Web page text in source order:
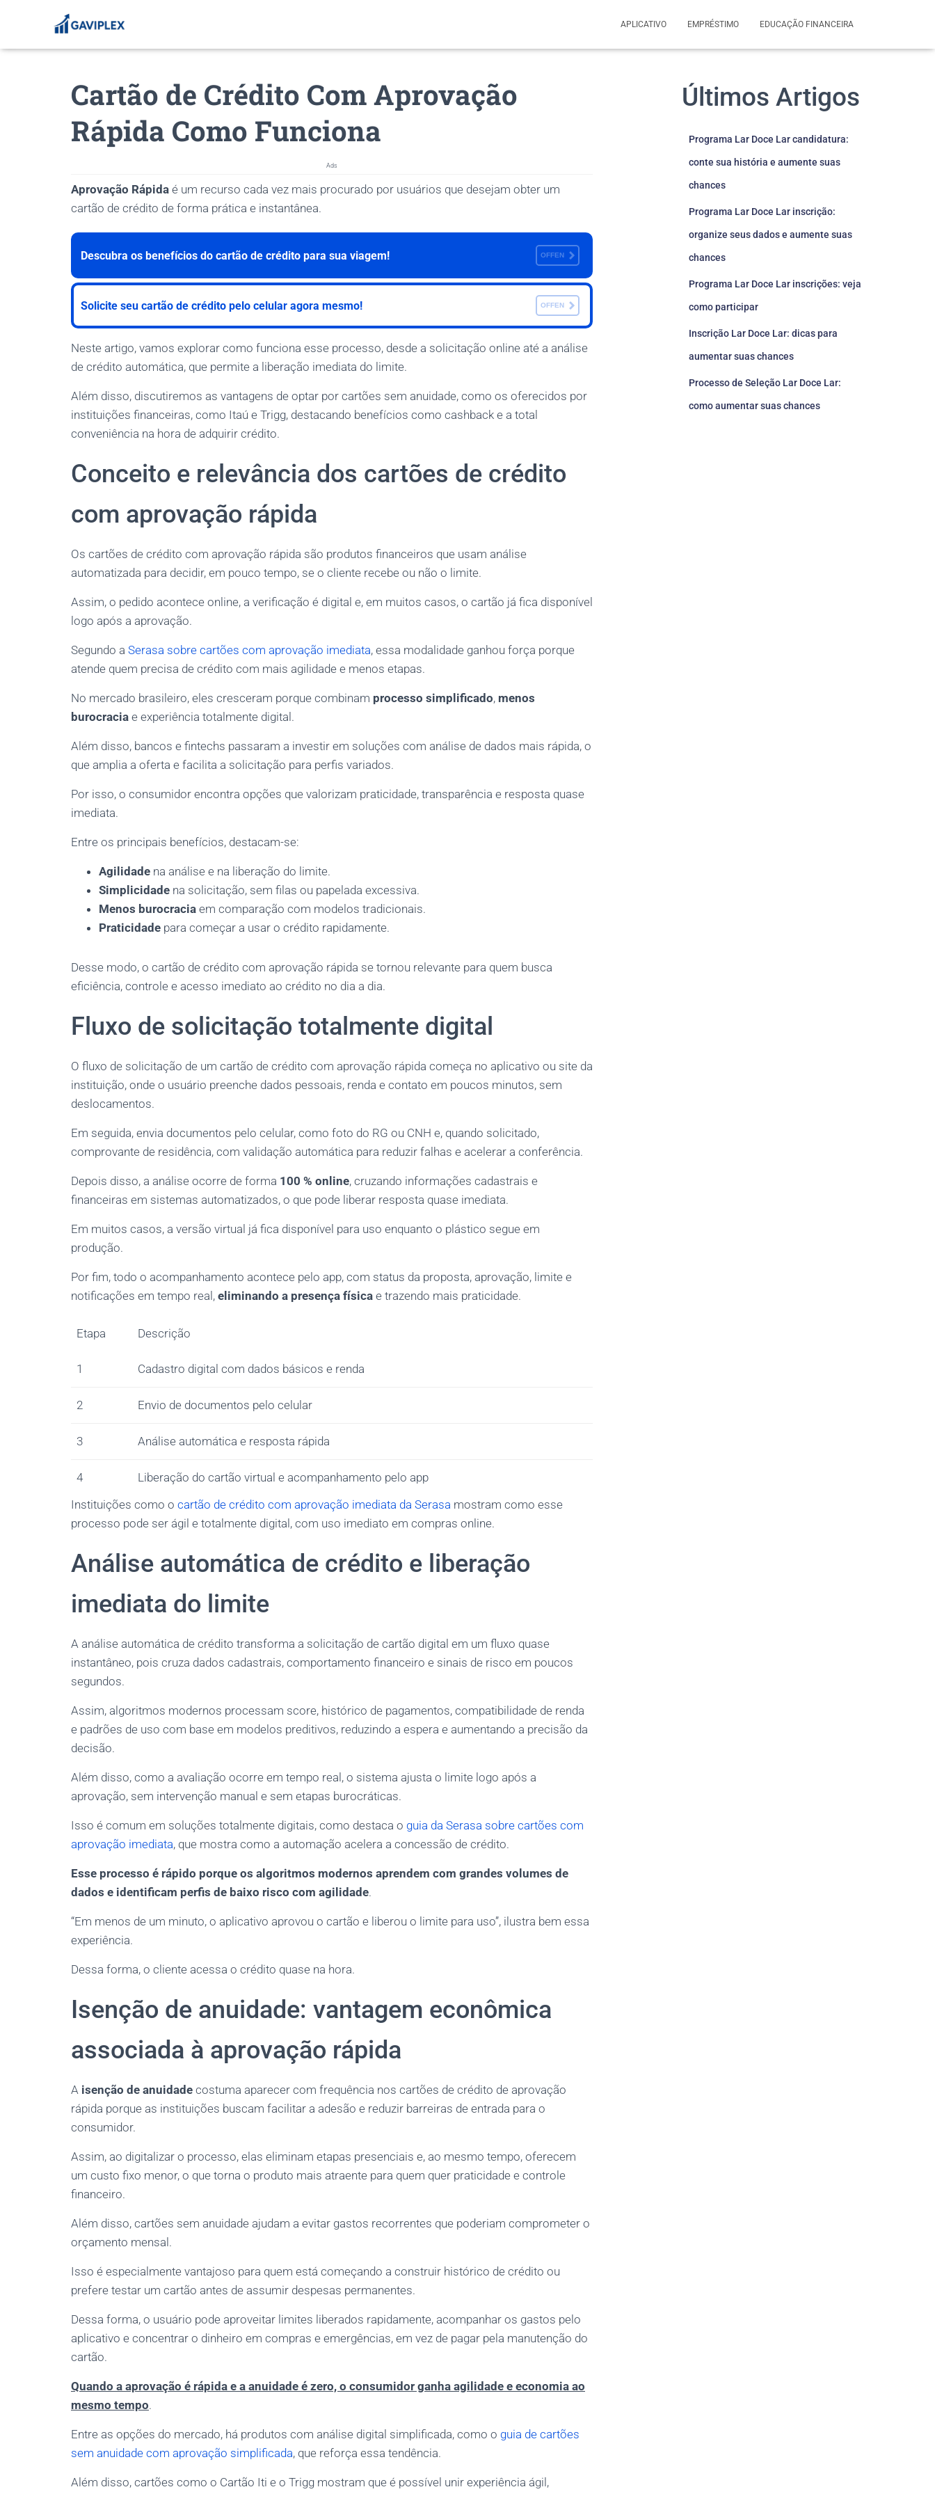
APLICATIVO EMPRÉSTIMO EDUCAÇÃO FINANCEIRA
Cartão de Crédito Com Aprovação
Rápida Como Funciona
Ads
Aprovação Rápida é um recurso cada vez mais procurado por usuários que desejam obter um
cartão de crédito de forma prática e instantânea.
Descubra os benefícios do cartão de crédito para sua viagem! OFFEN
Solicite seu cartão de crédito pelo celular agora mesmo! OFFEN
Neste artigo, vamos explorar como funciona esse processo, desde a solicitação online até a análise
de crédito automática, que permite a liberação imediata do limite.
Além disso, discutiremos as vantagens de optar por cartões sem anuidade, como os oferecidos por
instituições financeiras, como Itaú e Trigg, destacando benefícios como cashback e a total
conveniência na hora de adquirir crédito.
Conceito e relevância dos cartões de crédito
com aprovação rápida
Os cartões de crédito com aprovação rápida são produtos financeiros que usam análise
automatizada para decidir, em pouco tempo, se o cliente recebe ou não o limite.
Assim, o pedido acontece online, a verificação é digital e, em muitos casos, o cartão já fica disponível
logo após a aprovação.
Segundo a Serasa sobre cartões com aprovação imediata, essa modalidade ganhou força porque
atende quem precisa de crédito com mais agilidade e menos etapas.
No mercado brasileiro, eles cresceram porque combinam processo simplificado, menos
burocracia e experiência totalmente digital.
Além disso, bancos e fintechs passaram a investir em soluções com análise de dados mais rápida, o
que amplia a oferta e facilita a solicitação para perfis variados.
Por isso, o consumidor encontra opções que valorizam praticidade, transparência e resposta quase
imediata.
Entre os principais benefícios, destacam-se:
Agilidade na análise e na liberação do limite.
Simplicidade na solicitação, sem filas ou papelada excessiva.
Menos burocracia em comparação com modelos tradicionais.
Praticidade para começar a usar o crédito rapidamente.
Desse modo, o cartão de crédito com aprovação rápida se tornou relevante para quem busca
eficiência, controle e acesso imediato ao crédito no dia a dia.
Fluxo de solicitação totalmente digital
O fluxo de solicitação de um cartão de crédito com aprovação rápida começa no aplicativo ou site da
instituição, onde o usuário preenche dados pessoais, renda e contato em poucos minutos, sem
deslocamentos.
Em seguida, envia documentos pelo celular, como foto do RG ou CNH e, quando solicitado,
comprovante de residência, com validação automática para reduzir falhas e acelerar a conferência.
Depois disso, a análise ocorre de forma 100 % online, cruzando informações cadastrais e
financeiras em sistemas automatizados, o que pode liberar resposta quase imediata.
Em muitos casos, a versão virtual já fica disponível para uso enquanto o plástico segue em
produção.
Por fim, todo o acompanhamento acontece pelo app, com status da proposta, aprovação, limite e
notificações em tempo real, eliminando a presença física e trazendo mais praticidade.
Etapa Descrição
1 Cadastro digital com dados básicos e renda
2 Envio de documentos pelo celular
3 Análise automática e resposta rápida
4
Liberação do cartão virtual e acompanhamento pelo app
Instituições como o cartão de crédito com aprovação imediata da Serasa mostram como esse
processo pode ser ágil e totalmente digital, com uso imediato em compras online.
Análise automática de crédito e liberação
imediata do limite
A análise automática de crédito transforma a solicitação de cartão digital em um fluxo quase
instantâneo, pois cruza dados cadastrais, comportamento financeiro e sinais de risco em poucos
segundos.
Assim, algoritmos modernos processam score, histórico de pagamentos, compatibilidade de renda
e padrões de uso com base em modelos preditivos, reduzindo a espera e aumentando a precisão da
decisão.
Além disso, como a avaliação ocorre em tempo real, o sistema ajusta o limite logo após a
aprovação, sem intervenção manual e sem etapas burocráticas.
Isso é comum em soluções totalmente digitais, como destaca o guia da Serasa sobre cartões com
aprovação imediata, que mostra como a automação acelera a concessão de crédito.
Esse processo é rápido porque os algoritmos modernos aprendem com grandes volumes de
dados e identificam perfis de baixo risco com agilidade.
“Em menos de um minuto, o aplicativo aprovou o cartão e liberou o limite para uso”, ilustra bem essa
experiência.
Dessa forma, o cliente acessa o crédito quase na hora.
Isenção de anuidade: vantagem econômica
associada à aprovação rápida
A isenção de anuidade costuma aparecer com frequência nos cartões de crédito de aprovação
rápida porque as instituições buscam facilitar a adesão e reduzir barreiras de entrada para o
consumidor.
Assim, ao digitalizar o processo, elas eliminam etapas presenciais e, ao mesmo tempo, oferecem
um custo fixo menor, o que torna o produto mais atraente para quem quer praticidade e controle
financeiro.
Além disso, cartões sem anuidade ajudam a evitar gastos recorrentes que poderiam comprometer o
orçamento mensal.
Isso é especialmente vantajoso para quem está começando a construir histórico de crédito ou
prefere testar um cartão antes de assumir despesas permanentes.
Dessa forma, o usuário pode aproveitar limites liberados rapidamente, acompanhar os gastos pelo
aplicativo e concentrar o dinheiro em compras e emergências, em vez de pagar pela manutenção do
cartão.
Quando a aprovação é rápida e a anuidade é zero, o consumidor ganha agilidade e economia ao
mesmo tempo.
Entre as opções do mercado, há produtos com análise digital simplificada, como o guia de cartões
sem anuidade com aprovação simplificada, que reforça essa tendência.
Além disso, cartões como o Cartão Iti e o Trigg mostram que é possível unir experiência ágil,
Últimos Artigos
Programa Lar Doce Lar candidatura:
conte sua história e aumente suas
chances
Programa Lar Doce Lar inscrição:
organize seus dados e aumente suas
chances
Programa Lar Doce Lar inscrições: veja
como participar
Inscrição Lar Doce Lar: dicas para
aumentar suas chances
Processo de Seleção Lar Doce Lar:
como aumentar suas chances